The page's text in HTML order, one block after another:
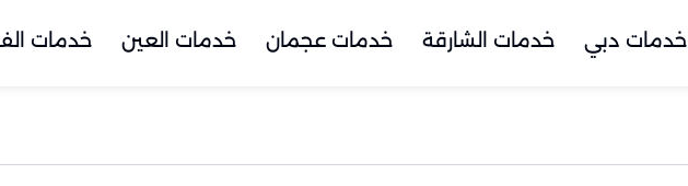
خدمات دبي خدمات الشارقة خدمات عجمان خدمات العين خدمات